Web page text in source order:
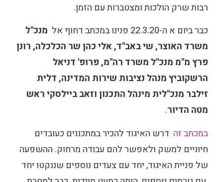
רבות שרק הולכות ומצטברות עם הזמן.
כבר ביום א ה-22.3.20 פנינו במכתב דחוף אל
מנכ"ל
משרד האוצר, שי באב"ד, אלי כהן שר הכלכלה, רונן
פרץ מ"מ מנכ"ל משרד רה"מ, פרופ' דניאל
הרשקוביץ מנהל נציבות שירות המדינה, דלית
זילבר מנכ"לית מינהל התכנון וזאב ביילסקי ראש
מטה הדיור.
במכתב זה דרש האיגוד להכיר במתכננים כעובדים
חיוניים למשק ולאפשר להם עבודה מרחוק. ההשפעה
של פניית האיגוד, יחד עם צעדים נוספים שננקטו יחד